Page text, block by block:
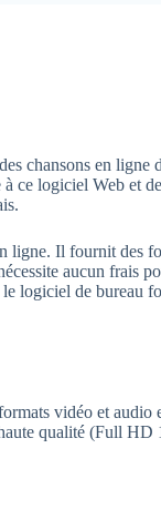
chansons en ligne
ce logiciel Web et
ligne. Il fournit des
aucun frais
logiciel de bureau
vidéo et audio
qualité (Full HD